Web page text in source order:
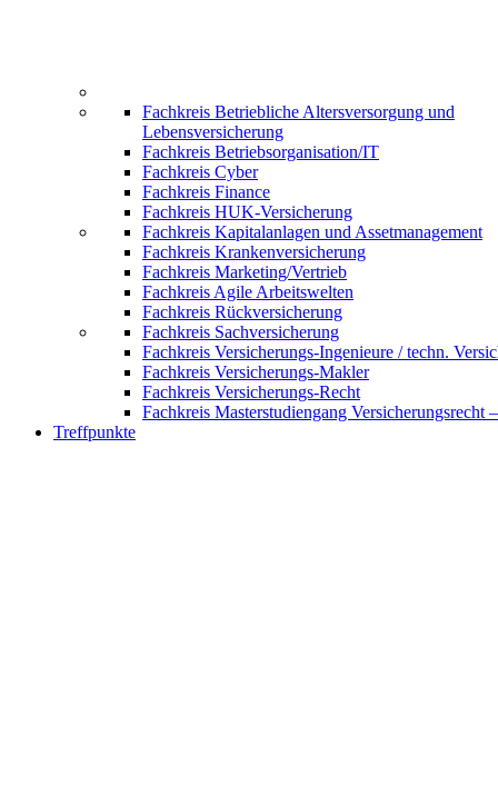
Fachkreis Betriebliche Altersversorgung und
Lebensversicherung
Fachkreis Betriebsorganisation/IT
Fachkreis Cyber
Fachkreis Finance
Fachkreis HUK-Versicherung
Fachkreis Kapitalanlagen und Assetmanagement
Fachkreis Krankenversicherung
Fachkreis Marketing/Vertrieb
Fachkreis Agile Arbeitswelten
Fachkreis Rückversicherung
Fachkreis Sachversicherung
Fachkreis Versicherungs-Ingenieure / techn.
Fachkreis Versicherungs-Makler
Fachkreis Versicherungs-Recht
Fachkreis Masterstudiengang Versicherungsrecht
Treffpunkte